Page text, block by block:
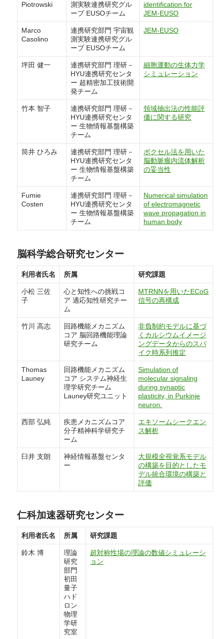
Piotrowski
測実験連携研究グル
ープ EUSOチーム
identification for
JEM-EUSO
Marco
Casolino
連携研究部門 宇宙観
測実験連携研究グル
ープ EUSOチーム
JEM-EUSO
坪田 健一
連携研究部門 理研－
HYU連携研究センタ
ー 超精密加工技術開
発チーム
細胞運動の生体力学
シミュレーション
竹本 智子
連携研究部門 理研－
HYU連携研究センタ
ー 生物情報基盤構築
チーム
領域抽出法の性能評
価に関する研究
筒井 ひろみ
連携研究部門 理研－
HYU連携研究センタ
ー 生物情報基盤構築
チーム
ボクセル法を用いた
脳動脈瘤内流体解析
の妥当性
Fumie
Costen
連携研究部門 理研－
HYU連携研究センタ
ー 生物情報基盤構築
チーム
Numerical simulation
of electromagnetic
wave propagation in
human body
脳科学総合研究センター
利用者氏名 所属 研究課題
小松 三佐
子
心と知性への挑戦コ
ア 適応知性研究チー
ム
MTRNNを用いたECoG
信号の再構成
竹川 高志
回路機能メカニズム
コア 脳回路機能理論
研究チーム
非負制約モデルに基づ
くカルシウムイメージ
ングデータからのスパ
イク時系列推定
Thomas
Launey
回路機能メカニズム
コア システム神経生
理学研究チーム
Launey研究ユニット
Simulation of
molecular signaling
during synaptic
plasticity, in Purkinje
neuron.
西部 弘純
疾患メカニズムコア
分子精神科学研究チ
ーム
エキソームシークエン
ス解析
臼井 支朗
神経情報基盤センタ
ー
大規模全視覚系モデル
の構築を目的としたモ
デル統合環境の構築と
評価
仁科加速器研究センター
利用者氏名 所属 研究課題
鈴木 博
理論
研究
部門
初田
量子
ハド
ロン
物理
学研
究室
超対称性場の理論の数値シミュレーシ
ョン